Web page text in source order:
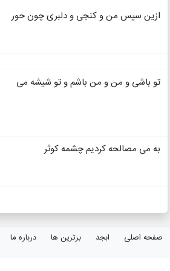
ازین سپس من و کنجی و دلبری چون حور
تو باشی و من و من باشم و تو شیشه می
به می مصالحه کردیم چشمه کوثر
صفحه اصلی ابجد برترین ها درباره ما